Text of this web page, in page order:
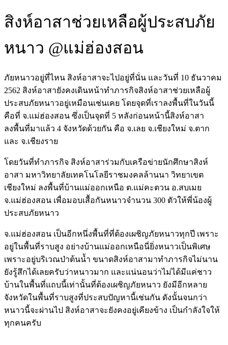
สิงห์อาสาช่วยเหลือผู้ประสบภัย
หนาว @แม่ฮ่องสอน
ภัยหนาวอยู่ที่ไหน สิงห์อาสาจะไปอยู่ที่นั่น และวันที่ 10 ธันวาคม
2562 สิงห์อาสายังคงเดินหน้าทำภารกิจสิงห์อาสาช่วยเหลือผู้
ประสบภัยหนาวอยู่เหมือนเช่นเคย โดยจุดที่เราลงพื้นที่ในวันนี้
คือที่ จ.แม่ฮ่องสอน ซึ่งเป็นจุดที่ 5 หลังก่อนหน้านี้สิงห์อาสา
ลงพื้นที่มาแล้ว 4 จังหวัดด้วยกัน คือ จ.เลย จ.เชียงใหม่ จ.ตาก
และ จ.เชียงราย
โดยวันที่ทำภารกิจ สิงห์อาสาร่วมกับเครือข่ายนักศึกษาสิงห์
อาสา มหาวิทยาลัยเทคโนโลยีราชมงคลล้านนา วิทยาเขต
เชียงใหม่ ลงพื้นที่บ้านแม่ออกเหนือ ต.แม่คะตวน อ.สบเมย
จ.แม่ฮ่องสอน เพื่อมอบเสื้อกันหนาวจำนวน 300 ตัวให้พี่น้องผู้
ประสบภัยหนาว
จ.แม่ฮ่องสอน เป็นอีกหนึ่งพื้นที่ที่ต้องเผชิญภัยหนาวทุกปี เพราะ
อยู่ในพื้นที่ราบสูง อย่างบ้านแม่ออกเหนือนี่ยิ่งหนาวเป็นพิเศษ
เพราะอยู่บริเวณป่าต้นน้ำ ขนาดสิงห์อาสามาทำภารกิจไม่นาน
ยังรู้สึกได้เลยครับว่าหนาวมาก และแน่นอนว่าไม่ได้มีแค่ชาว
บ้านในพื้นที่แถบนี้เท่านั้นที่ต้องเผชิญภัยหนาว ยังมีอีกหลาย
จังหวัดในพื้นที่ราบสูงที่ประสบปัญหานี้เช่นกัน ดังนั้นจนกว่า
หนาวนี้จะผ่านไป สิงห์อาสาจะยังคงอยู่เคียงข้าง เป็นกำลังใจให้
ทุกคนครับ